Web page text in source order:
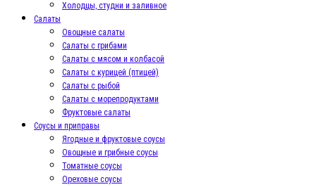
Холодцы, студни и заливное
Салаты
Овощные салаты
Салаты с грибами
Салаты с мясом и колбасой
Салаты с курицей (птицей)
Салаты с рыбой
Салаты с морепродуктами
Фруктовые салаты
Соусы и приправы
Ягодные и фруктовые соусы
Овощные и грибные соусы
Томатные соусы
Ореховые соусы